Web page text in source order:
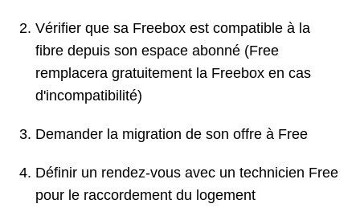
Vérifier que sa Freebox est compatible à la
fibre depuis son espace abonné (Free
remplacera gratuitement la Freebox en cas
d'incompatibilité)
Demander la migration de son offre à Free
Définir un rendez-vous avec un technicien Free
pour le raccordement du logement